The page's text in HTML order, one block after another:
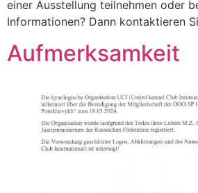
einer Ausstellung teilnehmen oder
Informationen? Dann kontaktieren
Aufmerksamkeit